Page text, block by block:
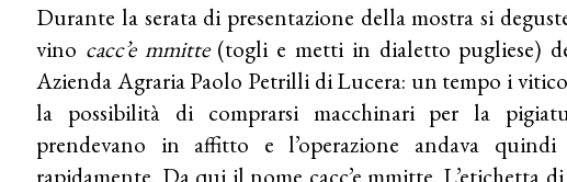
Durante la serata di presentazione della mostra si
vino cacc’e mmitte(togli e metti in dialetto pugliese)
Azienda Agraria Paolo Petrilli di Lucera: un tempo i
la possibilità di comprarsi macchinari per la
prendevano in affitto e l’operazione andava
rapidamente. Da qui il nome cacc’e mmitte. L’etichetta